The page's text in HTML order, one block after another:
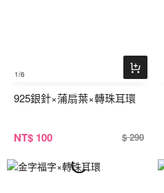
1/6
925銀針×蒲扇葉×轉珠耳環
NT$ 100 $ 290